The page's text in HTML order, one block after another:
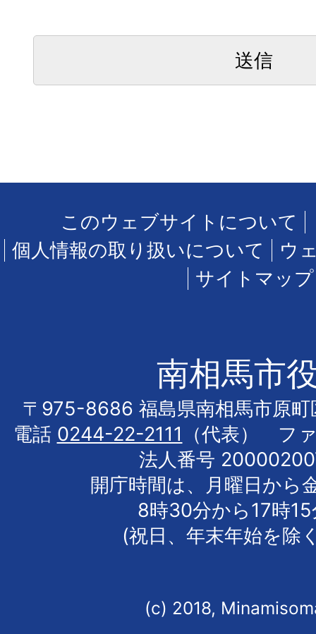
このウェブサイトについて
個人情報の取り扱いについて
ウ
サイトマップ
南相馬市
〒975-8686 福島県南相馬市原町
電話 0244-22-2111
（代表） フ
法人番号
開庁時間は、月曜日から
8時30分から17時
(祝日、年末年始を除
(c) 2018,